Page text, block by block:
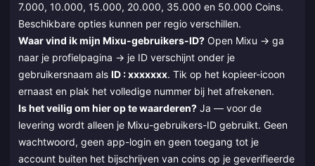
7.000, 10.000, 15.000, 20.000, 35.000 en 50.000 Coins.
Beschikbare opties kunnen per regio verschillen.
Waar vind ik mijn Mixu-gebruikers-ID? Open Mixu → ga
naar je profielpagina → je ID verschijnt onder je
gebruikersnaam als ID : xxxxxxx. Tik op het kopieer-icoon
ernaast en plak het volledige nummer bij het afrekenen.
Is het veilig om hier op te waarderen? Ja — voor de
levering wordt alleen je Mixu-gebruikers-ID gebruikt. Geen
wachtwoord, geen app-login en geen toegang tot je
account buiten het bijschrijven van coins op je geverifieerde